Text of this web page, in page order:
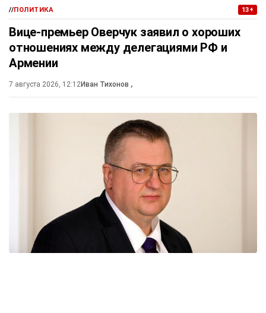
//ПОЛИТИКА 13+
Вице-премьер Оверчук заявил о хороших
отношениях между делегациями РФ и
Армении
7 августа 2026, 12:12Иван Тихонов ,